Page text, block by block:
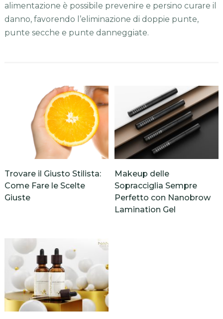
alimentazione è possibile prevenire e persino curare il
danno, favorendo l’eliminazione di doppie punte,
punte secche e punte danneggiate.
Trovare il Giusto Stilista:
Come Fare le Scelte
Giuste
Makeup delle
Sopracciglia Sempre
Perfetto con Nanobrow
Lamination Gel